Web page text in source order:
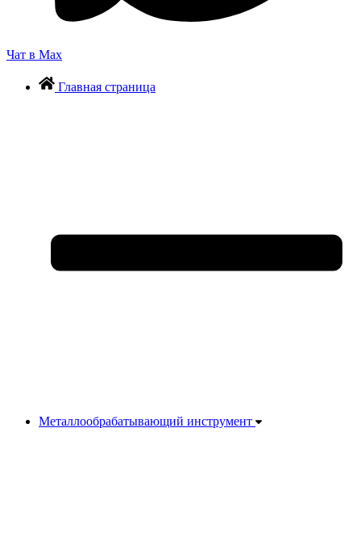
Чат в Max
Главная страница
Металлообрабатывающий инструмент